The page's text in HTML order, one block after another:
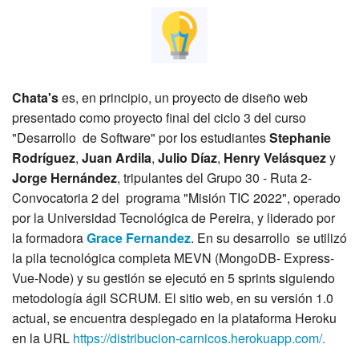
Chata'ses, en principio, un proyecto de diseño web
presentado como proyecto final del ciclo 3 del curso
"Desarrollo de Software" por los estudiantesStephanie
Rodríguez, Juan Ardila, Julio Díaz, Henry Velásquezy
Jorge Hernández, tripulantes del Grupo 30 - Ruta 2-
Convocatoria 2 del programa "Misión TIC 2022", operado
por la Universidad Tecnológica de Pereira, y liderado por
la formadoraGrace Fernandez. En su desarrollo se utilizó
la pila tecnológica completa MEVN (MongoDB- Express-
Vue-Node) y su gestión se ejecutó en 5 sprints siguiendo
metodología ágil SCRUM. El sitio web, en su versión 1.0
actual, se encuentra desplegado en la plataforma Heroku
en la URL https://distribucion-carnicos.herokuapp.com/.